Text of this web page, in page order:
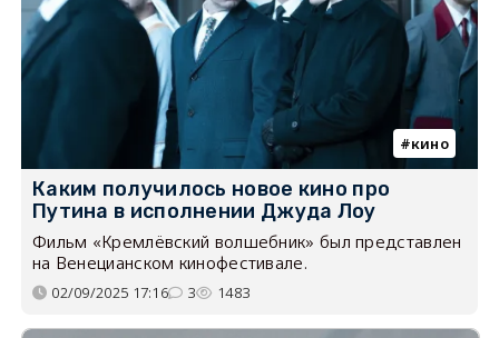
кино
Каким получилось новое кино про
Путина в исполнении Джуда Лоу
Фильм «Кремлёвский волшебник» был представлен
на Венецианском кинофестивале.
02/09/2025 17:16 3 1483